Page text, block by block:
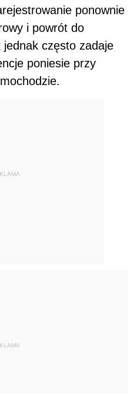
ponownie
i powrót do
jednak często zadaje
poniesie przy